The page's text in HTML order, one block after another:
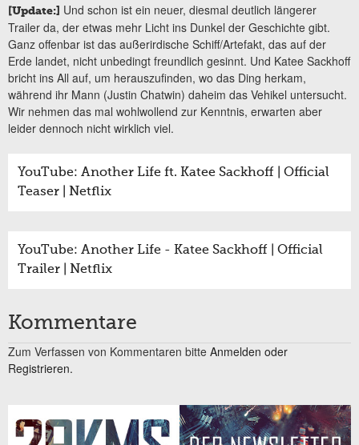
[Update:] Und schon ist ein neuer, diesmal deutlich längerer
Trailer da, der etwas mehr Licht ins Dunkel der Geschichte gibt.
Ganz offenbar ist das außerirdische Schiff/Artefakt, das auf der
Erde landet, nicht unbedingt freundlich gesinnt. Und Katee Sackhoff
bricht ins All auf, um herauszufinden, wo das Ding herkam,
während ihr Mann (Justin Chatwin) daheim das Vehikel untersucht.
Wir nehmen das mal wohlwollend zur Kenntnis, erwarten aber
leider dennoch nicht wirklich viel.
YouTube: Another Life ft. Katee Sackhoff | Official
Teaser | Netflix
YouTube: Another Life - Katee Sackhoff | Official
Trailer | Netflix
Kommentare
Zum Verfassen von Kommentaren bitte Anmelden oder
Registrieren.